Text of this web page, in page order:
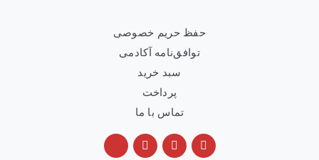
حفظ حریم خصوصی
توافق‌نامه آکادمی
سبد خرید
پرداخت
تماس با ما